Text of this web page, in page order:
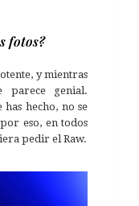
fotos?
y mientras
genial.
hecho, no se
eso, en todos
pedir el Raw.